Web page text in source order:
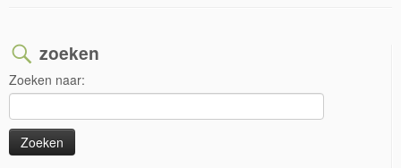
zoeken
Zoeken naar: